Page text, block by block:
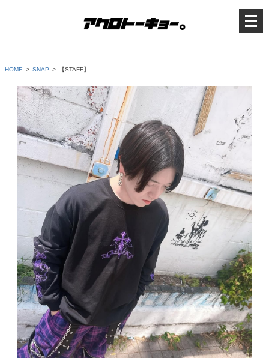
HOME SNAP 【STAFF】